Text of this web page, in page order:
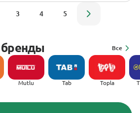
3 4 5
Все
Mutlu Tab Topla